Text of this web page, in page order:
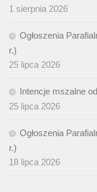
1 sierpnia 2026
Ogłoszenia
r.)
25 lipca 2026
Intencje mszalne
25 lipca 2026
Ogłoszenia
r.)
18 lipca 2026